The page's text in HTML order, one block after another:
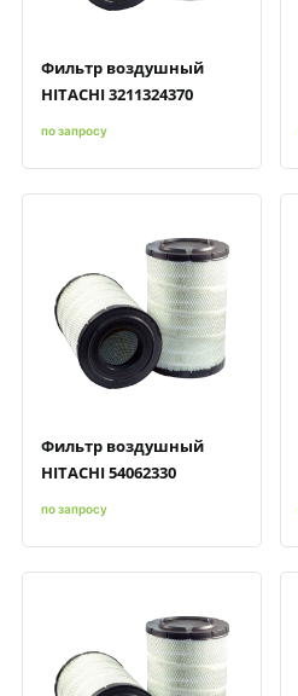
Фильтр воздушный
HITACHI 3211324370
по запросу
Быстрый просмотрДобавить к сравнению
Добавить в избранное
Фильтр воздушный
HITACHI 54062330
по запросу